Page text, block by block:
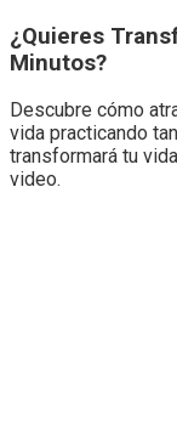
¿Quieres
Minutos?
Descubre cómo
vida practicando
transformará tu
video.